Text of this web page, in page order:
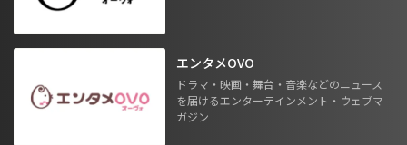
エンタメOVO
ドラマ・映画・舞台・音楽などのニュース
を届けるエンターテインメント・ウェブマ
ガジン